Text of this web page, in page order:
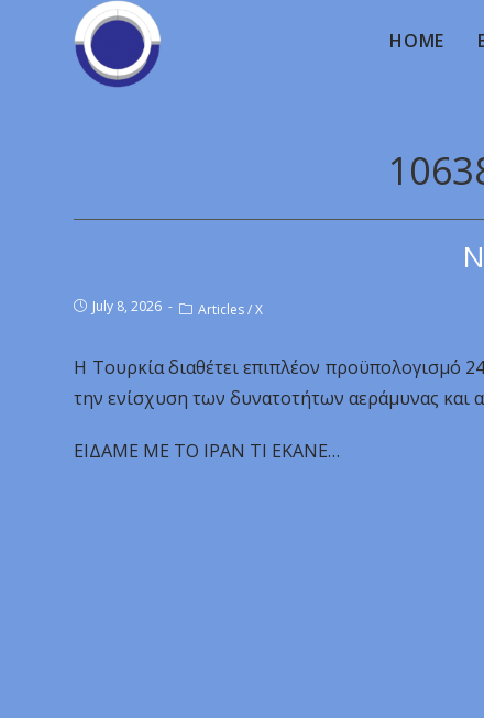
HOME
July 8, 2026 Articles/X
Η Τουρκία διαθέτει επιπλέον προϋπολογισμό
την ενίσχυση των δυνατοτήτων αεράμυνας και
EIΔAME ME TO IPAN TI EKANE…